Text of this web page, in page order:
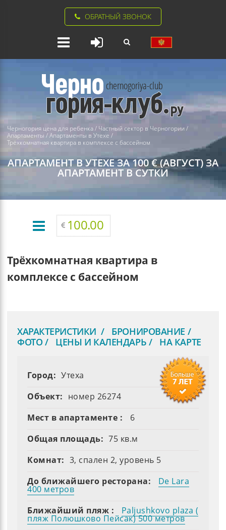
ОБРАТНЫЙ ЗВОНОК
Черногория цена для ребенка/ Частный сектор в Черногории /
Апартаменты /Апартаменты в Утехе /
Трёхкомнатная квартира в комплексе с бассейном
АПАРТАМЕНТ В УТЕХЕ ЗА 100 € (АВГУСТ) ЗА
АПАРТАМЕНТ В СУТКИ
100.00
Трёхкомнатная квартира в
комплексе с бассейном
ХАРАКТЕРИСТИКИ
БРОНИРОВАНИЕ
ФОТО
ЦЕНЫ И КАЛЕНДАРЬ НА КАРТЕ
Город: Утеха
Объект: номер 26274
Мест в апартаменте :
6
Общая площадь: 75 кв.м
Комнат: 3, спален 2, уровень 5
До ближайшего ресторана:
De Lara
400 метров
Ближайший пляж :
Paljushkovo plaza (
пляж Полюшково Пейсак) 500 метров